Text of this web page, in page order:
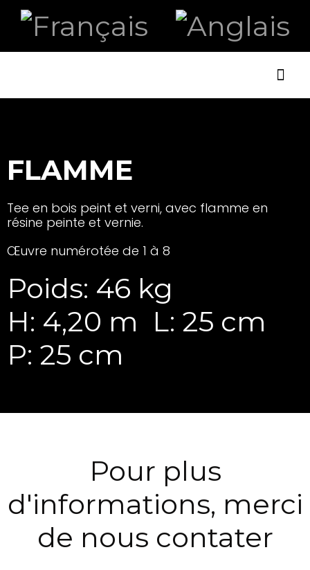
FLAMME
Tee en bois peint et verni, avec flamme en
résine peinte et vernie.
Œuvre numérotée de 1 à 8
Poids: 46 kg
H: 4,20 m L: 25 cm
P: 25 cm
Pour plus
d'informations, merci
de nous contater